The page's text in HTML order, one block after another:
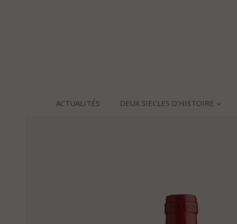
ACTUALITÉS DEUX SIECLES D’HISTOIRE